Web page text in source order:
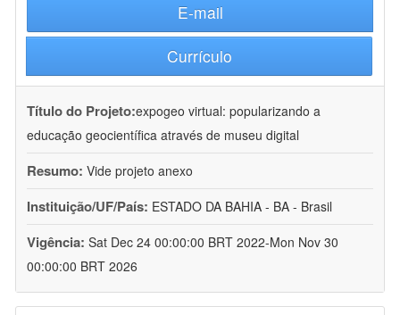
E-mail
Currículo
Título do Projeto:expogeo virtual: popularizando a
educação geocientífica através de museu digital
Resumo: Vide projeto anexo
Instituição/UF/País: ESTADO DA BAHIA - BA - Brasil
Vigência: Sat Dec 24 00:00:00 BRT 2022-Mon Nov 30
00:00:00 BRT 2026